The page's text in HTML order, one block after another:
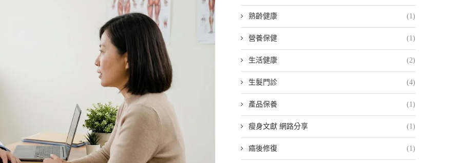
熟齡健康 (1)
營養保健 (1)
生活健康 (2)
生髮門診 (4)
產品保養 (1)
瘦身文獻 網路分享 (1)
癌後修復 (1)